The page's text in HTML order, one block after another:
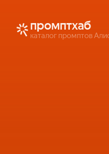
промптхаб
каталог промптов